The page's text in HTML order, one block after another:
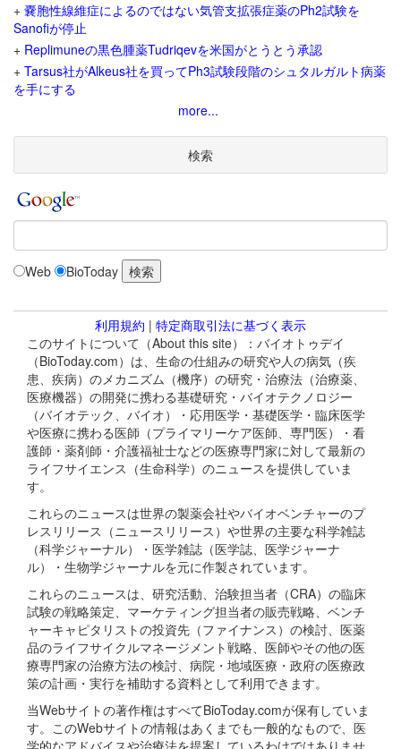
+ 嚢胞性線維症によるのではない気管支拡張症薬のPh2試験を
Sanofiが停止
+ Replimuneの黒色腫薬Tudriqevを米国がとうとう承認
+ Tarsus社がAlkeus社を買ってPh3試験段階のシュタルガルト病薬
を手にする
more...
検索
Web BioToday
利用規約 | 特定商取引法に基づく表示
このサイトについて（About this site）：バイオトゥデイ
（BioToday.com）は、生命の仕組みの研究や人の病気（疾
患、疾病）のメカニズム（機序）の研究・治療法（治療薬、
医療機器）の開発に携わる基礎研究・バイオテクノロジー
（バイオテック、バイオ）・応用医学・基礎医学・臨床医学
や医療に携わる医師（プライマリーケア医師、専門医）・看
護師・薬剤師・介護福祉士などの医療専門家に対して最新の
ライフサイエンス（生命科学）のニュースを提供していま
す。
これらのニュースは世界の製薬会社やバイオベンチャーのプ
レスリリース（ニュースリリース）や世界の主要な科学雑誌
（科学ジャーナル）・医学雑誌（医学誌、医学ジャーナ
ル）・生物学ジャーナルを元に作製されています。
これらのニュースは、研究活動、治験担当者（CRA）の臨床
試験の戦略策定、マーケティング担当者の販売戦略、ベンチ
ャーキャピタリストの投資先（ファイナンス）の検討、医薬
品のライフサイクルマネージメント戦略、医師やその他の医
療専門家の治療方法の検討、病院・地域医療・政府の医療政
策の計画・実行を補助する資料として利用できます。
当Webサイトの著作権はすべてBioToday.comが保有していま
す。このWebサイトの情報はあくまでも一般的なもので、医